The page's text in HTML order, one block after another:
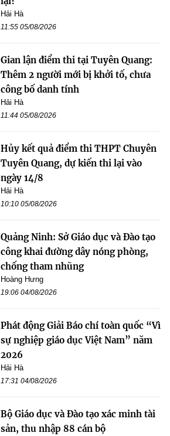
Hải Hà
11:55 05/08/2026
Gian lận điểm thi tại Tuyên Quang:
Thêm 2 người mới bị khởi tố, chưa
công bố danh tính
Hải Hà
11:44 05/08/2026
Hủy kết quả điểm thi THPT Chuyên
Tuyên Quang, dự kiến thi lại vào
ngày 14/8
Hải Hà
10:10 05/08/2026
Quảng Ninh: Sở Giáo dục và Đào tạo
công khai đường dây nóng phòng,
chống tham nhũng
Hoàng Hưng
19:06 04/08/2026
Phát động Giải Báo chí toàn quốc “Vì
sự nghiệp giáo dục Việt Nam” năm
2026
Hải Hà
17:31 04/08/2026
Bộ Giáo dục và Đào tạo xác minh tài
sản, thu nhập 88 cán bộ